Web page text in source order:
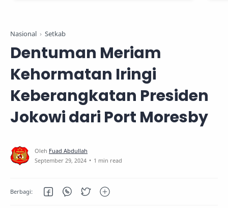
Nasional Setkab
Dentuman Meriam
Kehormatan Iringi
Keberangkatan Presiden
Jokowi dari Port Moresby
1 min read